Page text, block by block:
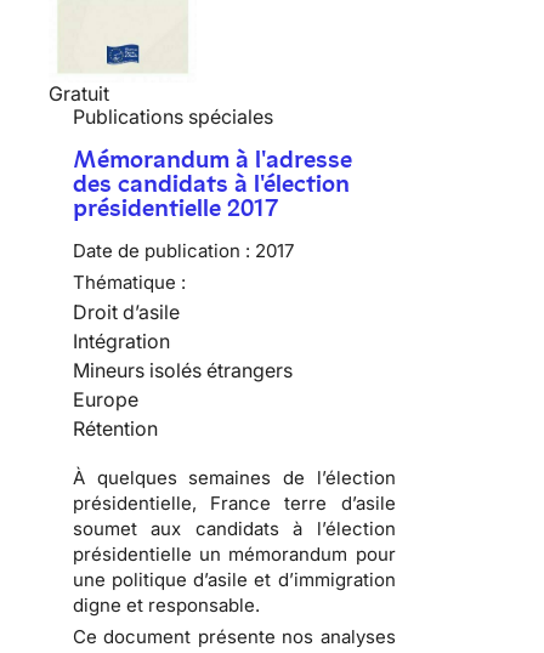
Gratuit
Publications spéciales
Mémorandum à l'adresse
des candidats à l'élection
présidentielle 2017
Date de publication : 2017
Thématique :
Droit d’asile
Intégration
Mineurs isolés étrangers
Europe
Rétention
À quelques semaines de l’élection
présidentielle, France terre d’asile
soumet aux candidats à l’élection
présidentielle un mémorandum pour
une politique d’asile et d’immigration
digne et responsable.
Ce document présente nos analyses